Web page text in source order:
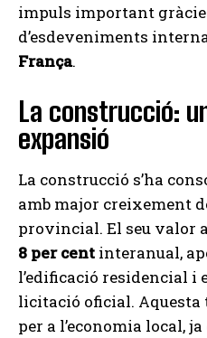
impuls important
d’esdeveniments
França.
La construcció:
expansió
La construcció s’ha
amb major creixement
provincial. El seu valor
8 per cent interanual,
l’edificació residencial i
licitació oficial.
per a l’economia local,